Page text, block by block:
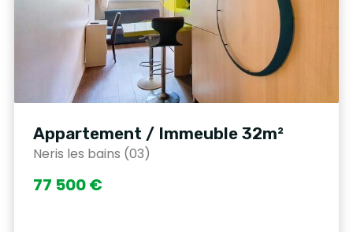
Appartement / Immeuble 32m²
Neris les bains (03)
77 500 €